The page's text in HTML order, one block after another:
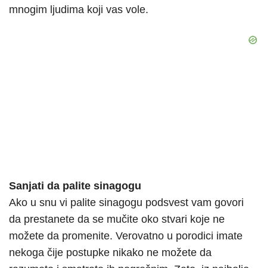
mnogim ljudima koji vas vole.
Sanjati da palite sinagogu
Ako u snu vi palite sinagogu podsvest vam govori
da prestanete da se mučite oko stvari koje ne
možete da promenite. Verovatno u porodici imate
nekoga čije postupke nikako ne možete da